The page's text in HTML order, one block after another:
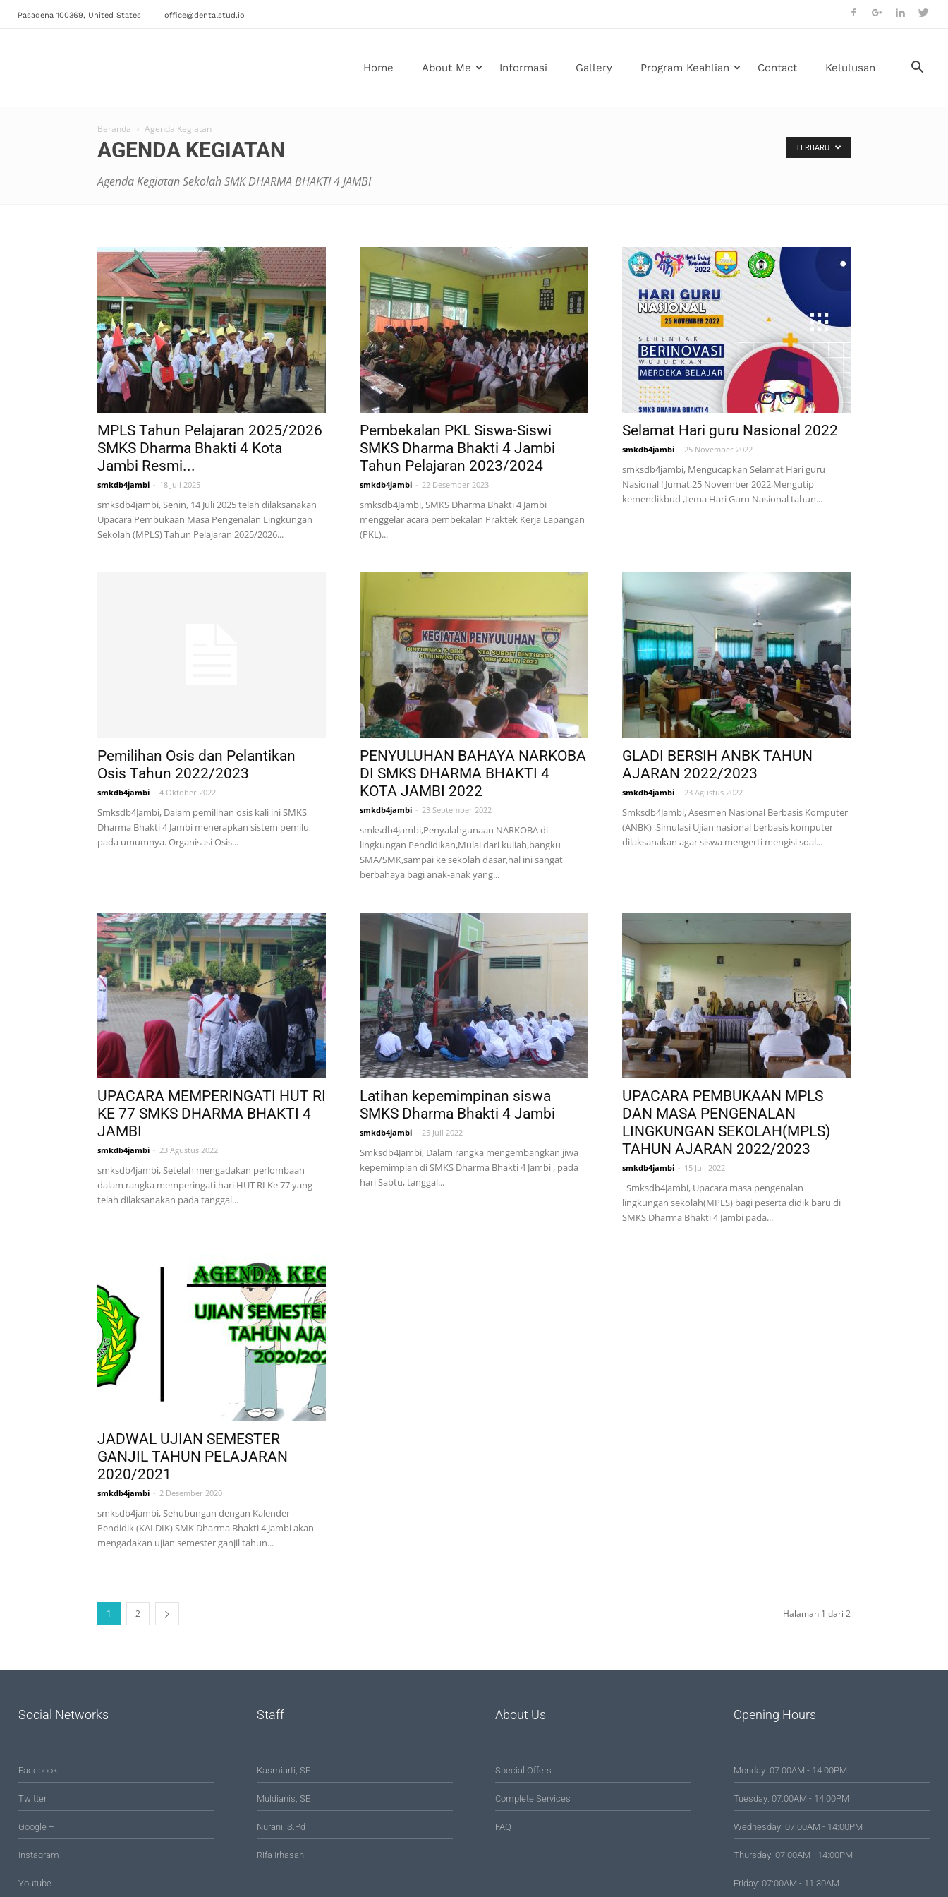
Pasadena 100369, United States office@dentalstud.io
Home About Me Informasi Gallery Program Keahlian Contact Kelulusan
Beranda Agenda Kegiatan
AGENDA KEGIATAN
Agenda Kegiatan Sekolah SMK DHARMA BHAKTI 4 JAMBI
TERBARU
MPLS Tahun Pelajaran 2025/2026
SMKS Dharma Bhakti 4 Kota
Jambi Resmi...
smkdb4jambi - 18 Juli 2025
smksdb4jambi, Senin, 14 Juli 2025 telah dilaksanakan
Upacara Pembukaan Masa Pengenalan Lingkungan
Sekolah (MPLS) Tahun Pelajaran 2025/2026...
Pembekalan PKL Siswa-Siswi
SMKS Dharma Bhakti 4 Jambi
Tahun Pelajaran 2023/2024
smkdb4jambi - 22 Desember 2023
smksdb4Jambi, SMKS Dharma Bhakti 4 Jambi
menggelar acara pembekalan Praktek Kerja Lapangan
(PKL)...
Selamat Hari guru Nasional 2022
smkdb4jambi - 25 November 2022
smksdb4jambi, Mengucapkan Selamat Hari guru
Nasional ! Jumat,25 November 2022,Mengutip
kemendikbud ,tema Hari Guru Nasional tahun...
Pemilihan Osis dan Pelantikan
Osis Tahun 2022/2023
smkdb4jambi - 4 Oktober 2022
Smksdb4Jambi, Dalam pemilihan osis kali ini SMKS
Dharma Bhakti 4 Jambi menerapkan sistem pemilu
pada umumnya. Organisasi Osis...
PENYULUHAN BAHAYA NARKOBA
DI SMKS DHARMA BHAKTI 4
KOTA JAMBI 2022
smkdb4jambi - 23 September 2022
smksdb4jambi,Penyalahgunaan NARKOBA di
lingkungan Pendidikan,Mulai dari kuliah,bangku
SMA/SMK,sampai ke sekolah dasar,hal ini sangat
berbahaya bagi anak-anak yang...
GLADI BERSIH ANBK TAHUN
AJARAN 2022/2023
smkdb4jambi - 23 Agustus 2022
Smksdb4Jambi, Asesmen Nasional Berbasis Komputer
(ANBK) ,Simulasi Ujian nasional berbasis komputer
dilaksanakan agar siswa mengerti mengisi soal...
UPACARA MEMPERINGATI HUT RI
KE 77 SMKS DHARMA BHAKTI 4
JAMBI
smkdb4jambi - 23 Agustus 2022
smksdb4jambi, Setelah mengadakan perlombaan
dalam rangka memperingati hari HUT RI Ke 77 yang
telah dilaksanakan pada tanggal...
Latihan kepemimpinan siswa
SMKS Dharma Bhakti 4 Jambi
smkdb4jambi - 25 Juli 2022
Smksdb4Jambi, Dalam rangka mengembangkan jiwa
kepemimpian di SMKS Dharma Bhakti 4 Jambi , pada
hari Sabtu, tanggal...
UPACARA PEMBUKAAN MPLS
DAN MASA PENGENALAN
LINGKUNGAN SEKOLAH(MPLS)
TAHUN AJARAN 2022/2023
smkdb4jambi - 15 Juli 2022
Smksdb4jambi, Upacara masa pengenalan
lingkungan sekolah(MPLS) bagi peserta didik baru di
SMKS Dharma Bhakti 4 Jambi pada...
JADWAL UJIAN SEMESTER
GANJIL TAHUN PELAJARAN
2020/2021
smkdb4jambi - 2 Desember 2020
smksdb4jambi, Sehubungan dengan Kalender
Pendidik (KALDIK) SMK Dharma Bhakti 4 Jambi akan
mengadakan ujian semester ganjil tahun...
1 2 Halaman 1 dari 2
Social Networks
Facebook
Twitter
Google +
Instagram
Youtube
Staff
Kasmiarti, SE
Muldianis, SE
Nurani, S.Pd
Rifa Irhasani
About Us
Special Offers
Complete Services
FAQ
Opening Hours
Monday: 07:00AM - 14:00PM
Tuesday: 07:00AM - 14:00PM
Wednesday: 07:00AM - 14:00PM
Thursday: 07:00AM - 14:00PM
Friday: 07:00AM - 11:30AM